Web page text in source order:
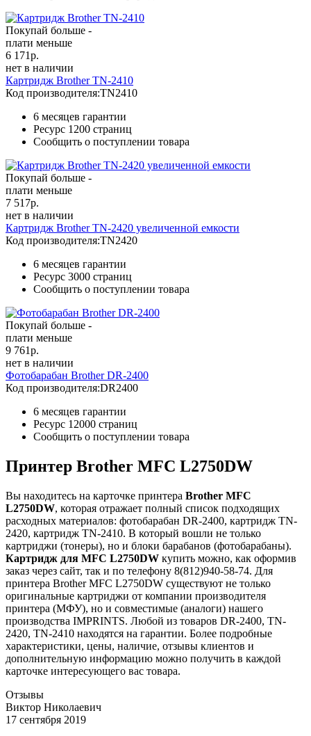
Покупай больше -
плати меньше
6 171р.
нет в наличии
Картридж Brother TN-2410
Код производителя:TN2410
6 месяцев гарантии
Ресурс 1200 страниц
Сообщить о поступлении товара
Покупай больше -
плати меньше
7 517р.
нет в наличии
Картридж Brother TN-2420 увеличенной емкости
Код производителя:TN2420
6 месяцев гарантии
Ресурс 3000 страниц
Сообщить о поступлении товара
Покупай больше -
плати меньше
9 761р.
нет в наличии
Фотобарабан Brother DR-2400
Код производителя:DR2400
6 месяцев гарантии
Ресурс 12000 страниц
Сообщить о поступлении товара
Принтер Brother MFC L2750DW
Вы находитесь на карточке принтера Brother MFC
L2750DW, которая отражает полный список подходящих
расходных материалов: фотобарабан DR-2400, картридж TN-
2420, картридж TN-2410. В который вошли не только
картриджи (тонеры), но и блоки барабанов (фотобарабаны).
Картридж для MFC L2750DW купить можно, как оформив
заказ через сайт, так и по телефону 8(812)940-58-74. Для
принтера Brother MFC L2750DW существуют не только
оригинальные картриджи от компании производителя
принтера (МФУ), но и совместимые (аналоги) нашего
производства IMPRINTS. Любой из товаров DR-2400, TN-
2420, TN-2410 находятся на гарантии. Более подробные
характеристики, цены, наличие, отзывы клиентов и
дополнительную информацию можно получить в каждой
карточке интересующего вас товара.
Отзывы
Виктор Николаевич
17 сентября 2019